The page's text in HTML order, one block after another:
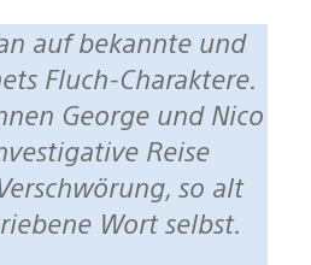
Fluch-Charaktere.
George und Nico
Reise
so alt
Wort selbst.